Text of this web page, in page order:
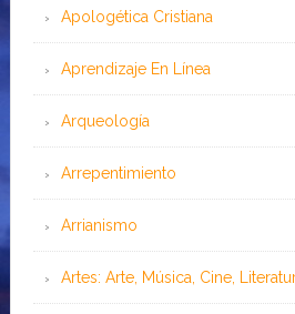
Apologética Cristiana
Aprendizaje En Línea
Arqueología
Arrepentimiento
Arrianismo
Artes: Arte, Música, Cine,